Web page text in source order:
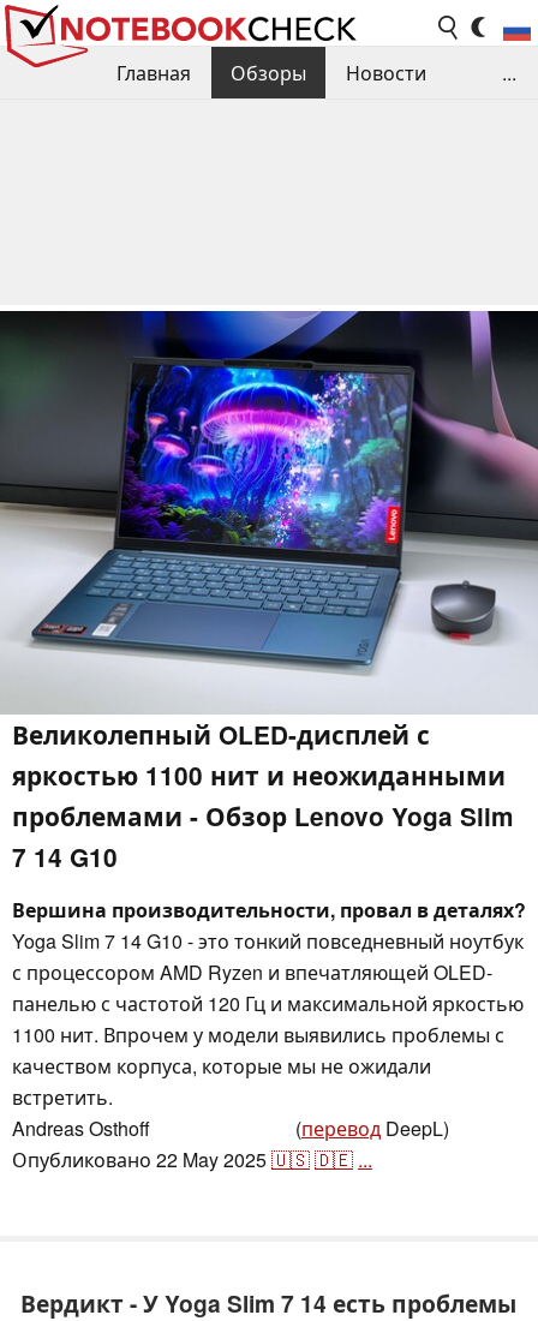
Главная Обзоры
Новости
...
Великолепный OLED-дисплей с
яркостью 1100 нит и неожиданными
проблемами - Обзор Lenovo Yoga Slim
7 14 G10
Вершина производительности, провал в деталях?
Yoga Slim 7 14 G10 - это тонкий повседневный ноутбук
с процессором AMD Ryzen и впечатляющей OLED-
панелью с частотой 120 Гц и максимальной яркостью
1100 нит. Впрочем у модели выявились проблемы с
качеством корпуса, которые мы не ожидали
встретить.
Andreas Osthoff
(перевод DeepL)
Опубликовано 22 May 2025🇺🇸🇩🇪 ...
Вердикт - У Yoga Slim 7 14 есть проблемы